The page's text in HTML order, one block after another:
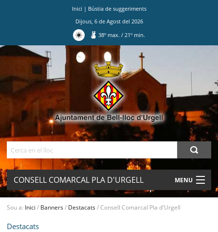
Inici | Bústia de suggeriments
Dijous, 6de Agostdel 2026
38º max./ 21º min.
CONSELL COMARCAL PLA D'URGELL MENU
MUNICIPI
Sou a: Inici / Banners/ Destacats/Consell Comarcal Pla d'Urgell
Destacats